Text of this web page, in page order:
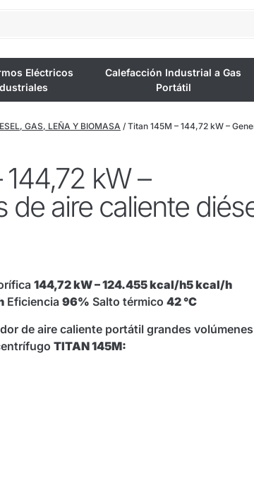
Eléctricos
Calefacción Industrial a Gas
Portátil
GAS, LEÑA Y BIOMASA / Titan 145M – 144,72 kW –
kW –
de aire caliente
144,72 kW – 124.455 kcal/h5 kcal/h
Eficiencia 96% Salto térmico 42 °C
de aire caliente portátil grandes
TITAN 145M: